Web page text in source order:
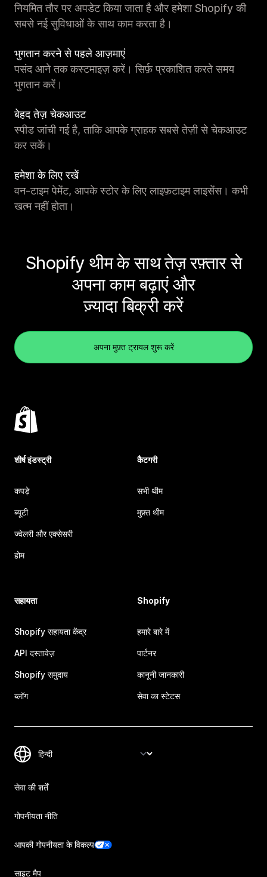
नियमित तौर पर अपडेट किया जाता है और हमेशा Shopify की
सबसे नई सुविधाओं के साथ काम करता है।
भुगतान करने से पहले आज़माएं
पसंद आने तक कस्टमाइज़ करें। सिर्फ़ प्रकाशित करते समय
भुगतान करें।
बेहद तेज़ चेकआउट
स्पीड जांची गई है, ताकि आपके ग्राहक सबसे तेज़ी से चेकआउट
कर सकें।
हमेशा के लिए रखें
वन-टाइम पेमेंट, आपके स्टोर के लिए लाइफ़टाइम लाइसेंस। कभी
खत्म नहीं होता।
Shopify थीम के साथ तेज़ रफ़्तार से
अपना काम बढ़ाएं और
ज़्यादा बिक्री करें
अपना मुफ़्त ट्रायल शुरू करें
शीर्ष इंडस्ट्री
कपड़े
ब्यूटी
ज्वेलरी और एक्सेसरी
होम
कैटगरी
सभी थीम
मुफ़्त थीम
सहायता
Shopify सहायता केंद्र
API दस्तावेज़
Shopify समुदाय
ब्लॉग
Shopify
हमारे बारे में
पार्टनर
कानूनी जानकारी
सेवा का स्टेटस
सेवा की शर्तें
गोपनीयता नीति
आपकी गोपनीयता के विकल्प
साइट मैप